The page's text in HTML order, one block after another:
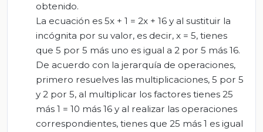
obtenido.
La ecuación es 5x + 1 = 2x + 16 y al sustituir la
incógnita por su valor, es decir, x = 5, tienes
que 5 por 5 más uno es igual a 2 por 5 más 16.
De acuerdo con la jerarquía de operaciones,
primero resuelves las multiplicaciones, 5 por 5
y 2 por 5, al multiplicar los factores tienes 25
más 1 = 10 más 16 y al realizar las operaciones
correspondientes, tienes que 25 más 1 es igual